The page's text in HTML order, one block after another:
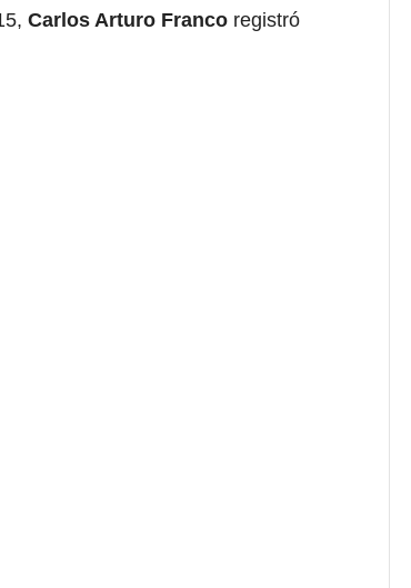
Carlos Arturo Franco registró